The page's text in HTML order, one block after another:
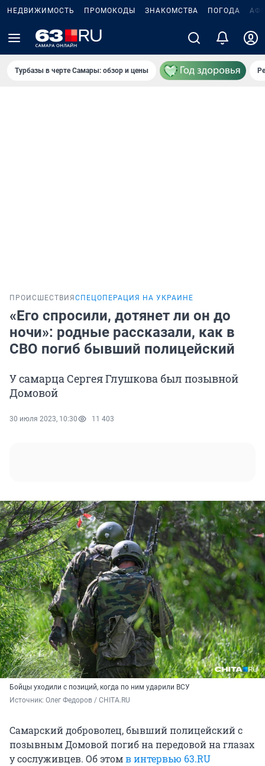
НЕДВИЖИМОСТЬ ПРОМОКОДЫ ЗНАКОМСТВА ПОГОДА
Турбазы в черте Самары: обзор и цены
ПРОИСШЕСТВИЯ СПЕЦОПЕРАЦИЯ НА УКРАИНЕ
«Его спросили, дотянет ли он до
ночи»: родные рассказали, как в
СВО погиб бывший полицейский
У самарца Сергея Глушкова был позывной
Домовой
30 июля 2023, 10:30 11 403
Бойцы уходили с позиций, когда по ним ударили ВСУ
Источник: Олег Федоров / CHITA.RU
Самарский доброволец, бывший полицейский с
позывным Домовой погиб на передовой на глазах
у сослуживцев. Об этомв интервью 63.RU